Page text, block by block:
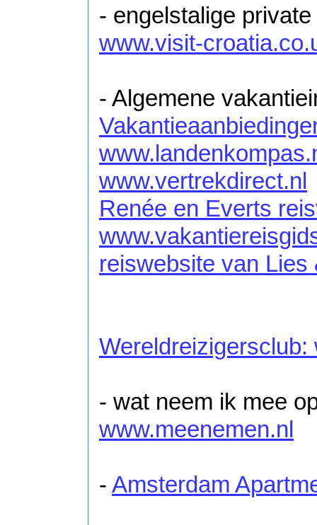
- engelstalige
www.visit-
- Algemene
www.vertrekdirect.nl
Renée en Everts
reiswebsite van Lies
- wat neem ik mee
www.meenemen.nl
- Amsterdam